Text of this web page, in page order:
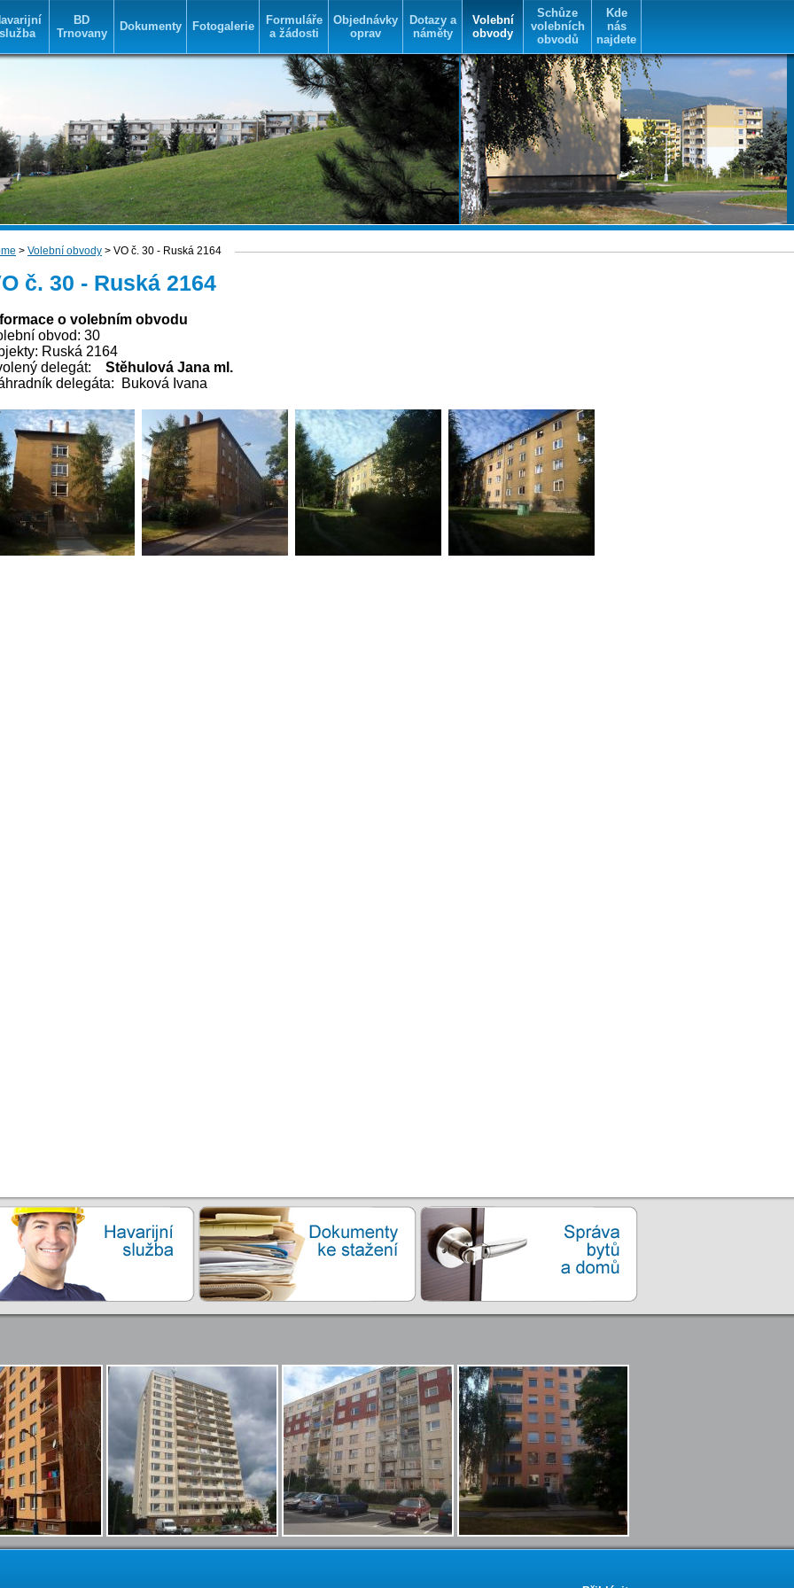
služba
BD
Trnovany
Dokumenty Fotogalerie
Formuláře
a žádosti
Objednávky
oprav
Dotazy a
náměty
Volební
obvody
Schůze
volebních
obvodů
Kde
nás
najdete
> Volební obvody > VO č. 30 - Ruská 2164
č. 30 - Ruská 2164
o volebním obvodu
obvod: 30
Ruská 2164
delegát: Stěhulová Jana ml.
delegáta: Buková Ivana